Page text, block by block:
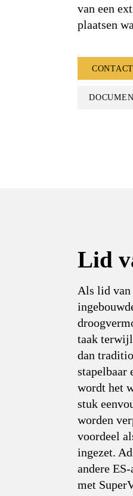
van een
plaatsen
CONTACT
Lid
Als lid van
taak terwijl
dan
stapelbaar
wordt het
stuk
worden
voordeel
ingezet.
andere
met